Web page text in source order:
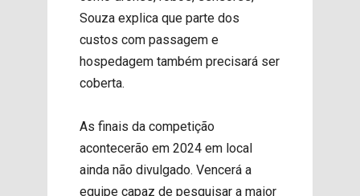
Souza explica que parte dos
custos com passagem e
hospedagem também precisará ser
coberta.
As finais da competição
acontecerão em 2024 em local
ainda não divulgado. Vencerá a
equipe capaz de pesquisar a maior